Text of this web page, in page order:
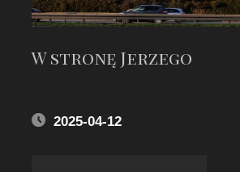
W stronę Jerzego
2025-04-12